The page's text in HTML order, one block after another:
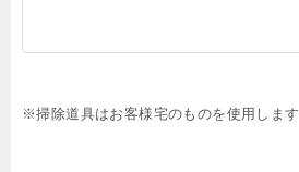
※掃除道具はお客様宅のものを使用します